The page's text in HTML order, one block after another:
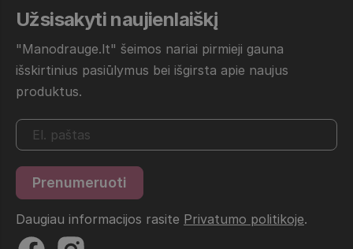
Užsisakyti naujienlaiškį
"Manodrauge.lt" šeimos nariai pirmieji gauna
išskirtinius pasiūlymus bei išgirsta apie naujus
produktus.
Daugiau informacijos rasite Privatumo politikoje.